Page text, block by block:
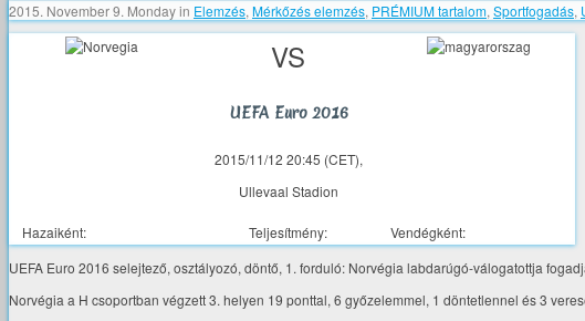
2015. November 9. Mondayin Elemzés, Mérkőzés elemzés, PRÉMIUM tartalom, Sportfogadás,
VS
UEFA Euro 2016
2015/11/12 20:45 (CET),
Ullevaal Stadion
Hazaiként: Teljesítmény:
Vendégként:
UEFA Euro 2016 selejtező, osztályozó, döntő, 1. forduló: Norvégia labdarúgó-válogatottja
Norvégia a H csoportban végzett 3. helyen 19 ponttal, 6 győzelemmel, 1 döntetlennel és 3